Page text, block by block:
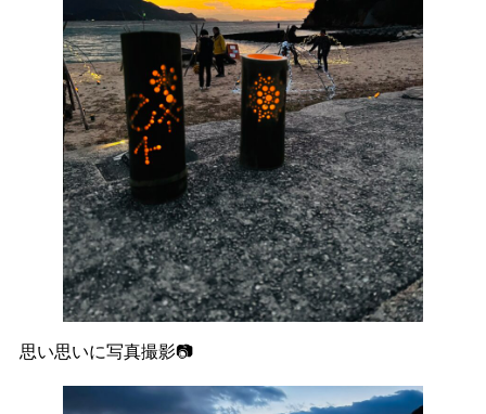
思い思いに写真撮影📷